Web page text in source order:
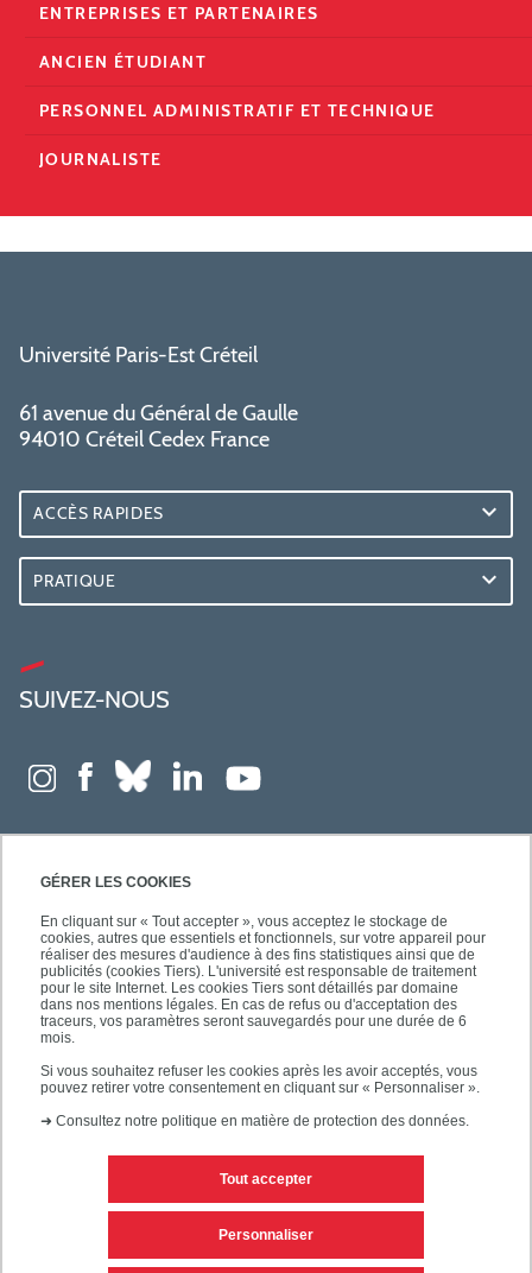
GÉRER LES COOKIES
En cliquant sur « Tout accepter », vous acceptez le stockage de
cookies, autres que essentiels et fonctionnels, sur votre appareil pour
réaliser des mesures d'audience à des fins statistiques ainsi que de
publicités (cookies Tiers). L'université est responsable de traitement
pour le site Internet. Les cookies Tiers sont détaillés par domaine
dans nos mentions légales. En cas de refus ou d'acceptation des
traceurs, vos paramètres seront sauvegardés pour une durée de 6
mois.
Si vous souhaitez refuser les cookies après les avoir acceptés, vous
pouvez retirer votre consentement en cliquant sur « Personnaliser ».
➜ Consultez notre politique en matière de protection des données.
Tout accepter
Personnaliser
ENTREPRISES ET PARTENAIRES
ANCIEN ÉTUDIANT
PERSONNEL ADMINISTRATIF ET TECHNIQUE
JOURNALISTE
Université Paris-Est Créteil
61 avenue du Général de Gaulle
94010 Créteil Cedex France
ACCÈS RAPIDES
PRATIQUE
SUIVEZ-NOUS
Mentions légales
Personnaliser les cookies Plan du site